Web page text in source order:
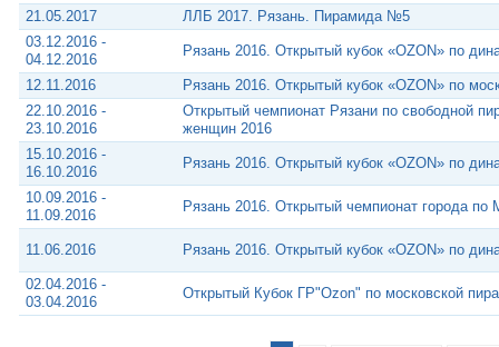
21.05.2017
ЛЛБ 2017. Рязань. Пирамида №5
03.12.2016 -
04.12.2016
Рязань 2016. Открытый кубок «OZON» по
12.11.2016
Рязань 2016. Открытый кубок «OZON» по
22.10.2016 -
23.10.2016
Открытый чемпионат Рязани по свободной
женщин 2016
15.10.2016 -
16.10.2016
Рязань 2016. Открытый кубок «OZON» по
10.09.2016 -
11.09.2016
Рязань 2016. Открытый чемпионат города по
11.06.2016 Рязань 2016. Открытый кубок «OZON» по
02.04.2016 -
03.04.2016
Открытый Кубок ГР"Ozon" по московской